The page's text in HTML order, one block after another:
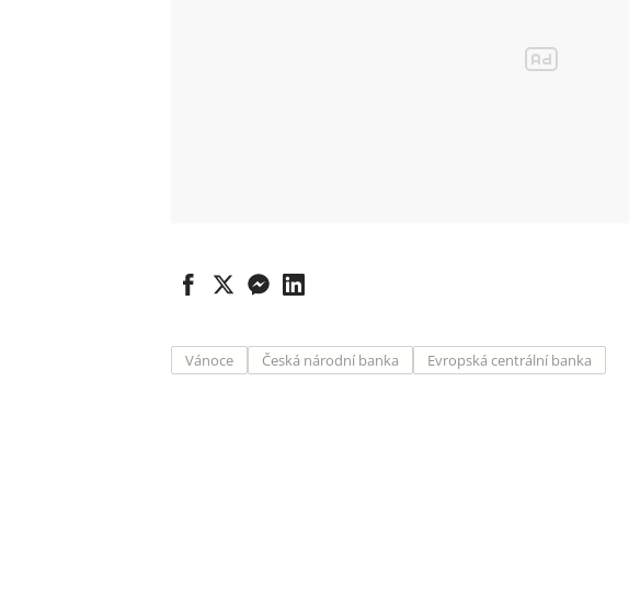
Vánoce Česká národní banka Evropská centrální banka